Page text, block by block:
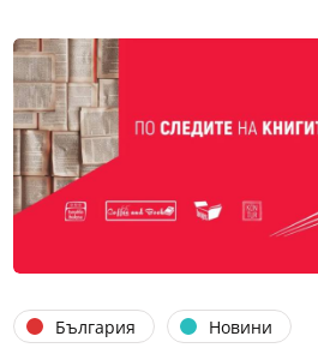
България Новини